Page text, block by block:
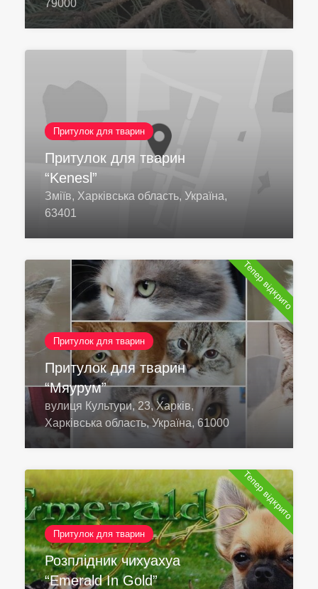
79000
Притулок для тварин
Притулок для тварин
“Kenesl”
Зміїв, Харківська область, Україна,
63401
Тепер відкрито
Притулок для тварин
Притулок для тварин
“Мяурум”
вулиця Культури, 23, Харків,
Харківська область, Україна, 61000
Тепер відкрито
Притулок для тварин
Розплідник чихуахуа
“Emerald In Gold”